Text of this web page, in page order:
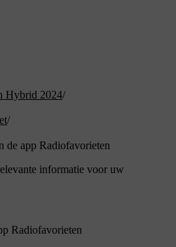
Hybrid 2024/
/
de app Radiofavorieten
informatie voor uw
Radiofavorieten